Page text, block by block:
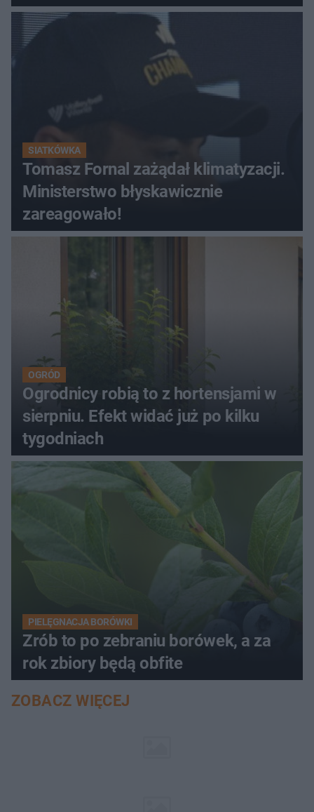
krąży wideo z tego pojedynku
SIATKÓWKA
Tomasz Fornal zażądał klimatyzacji.
Ministerstwo błyskawicznie
zareagowało!
OGRÓD
Ogrodnicy robią to z hortensjami w
sierpniu. Efekt widać już po kilku
tygodniach
PIELĘGNACJA BORÓWKI
Zrób to po zebraniu borówek, a za
rok zbiory będą obfite
ZOBACZ WIĘCEJ